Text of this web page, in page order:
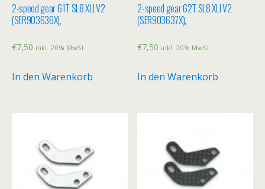
2-speed gear 61T SL8 XLI V2
(SER903636X),
€7,50 inkl. 20% MwSt
In den Warenkorb
2-speed gear 62T SL8 XLI V2
(SER903637X),
€7,50 inkl. 20% MwSt
In den Warenkorb